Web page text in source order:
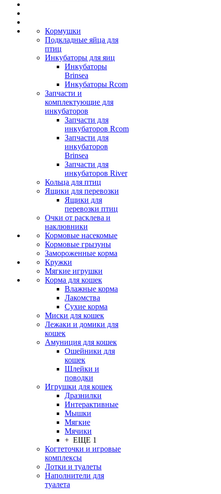
Кормушки
Подкладные яйца для
птиц
Инкубаторы для яиц
Инкубаторы
Brinsea
Инкубаторы Rcom
Запчасти и
комплектующие для
инкубаторов
Запчасти для
инкубаторов Rcom
Запчасти для
инкубаторов
Brinsea
Запчасти для
инкубаторов River
Кольца для птиц
Ящики для перевозки
Ящики для
перевозки птиц
Очки от расклева и
наклювники
Кормовые насекомые
Кормовые грызуны
Замороженные корма
Кружки
Мягкие игрушки
Корма для кошек
Влажные корма
Лакомства
Сухие корма
Миски для кошек
Лежаки и домики для
кошек
Амуниция для кошек
Ошейники для
кошек
Шлейки и
поводки
Игрушки для кошек
Дразнилки
Интерактивные
Мышки
Мягкие
Мячики
+ ЕЩЕ 1
Когтеточки и игровые
комплексы
Лотки и туалеты
Наполнители для
туалета